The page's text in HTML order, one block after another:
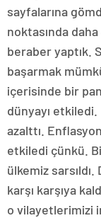
sayfalarına
noktasında
beraber yaptık.
başarmak
içerisinde bir
dünyayı
azalttı.
etkiledi çünkü.
ülkemiz
karşı karşıya
o vilayetlerimizi